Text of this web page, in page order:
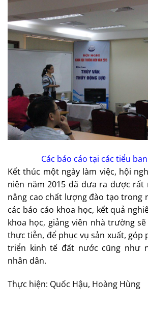
Các báo cáo tại các tiểu
Kết thúc một ngày làm việc, hội
niên năm 2015 đã đưa ra được rất
nâng cao chất lượng đào tạo trong
các báo cáo khoa học, kết quả
khoa học, giảng viên nhà trường
thực tiễn, để phục vụ sản xuất, góp
triển kinh tế đất nước cũng như
nhân dân.
Thực hiện: Quốc Hậu, Hoàng Hùng